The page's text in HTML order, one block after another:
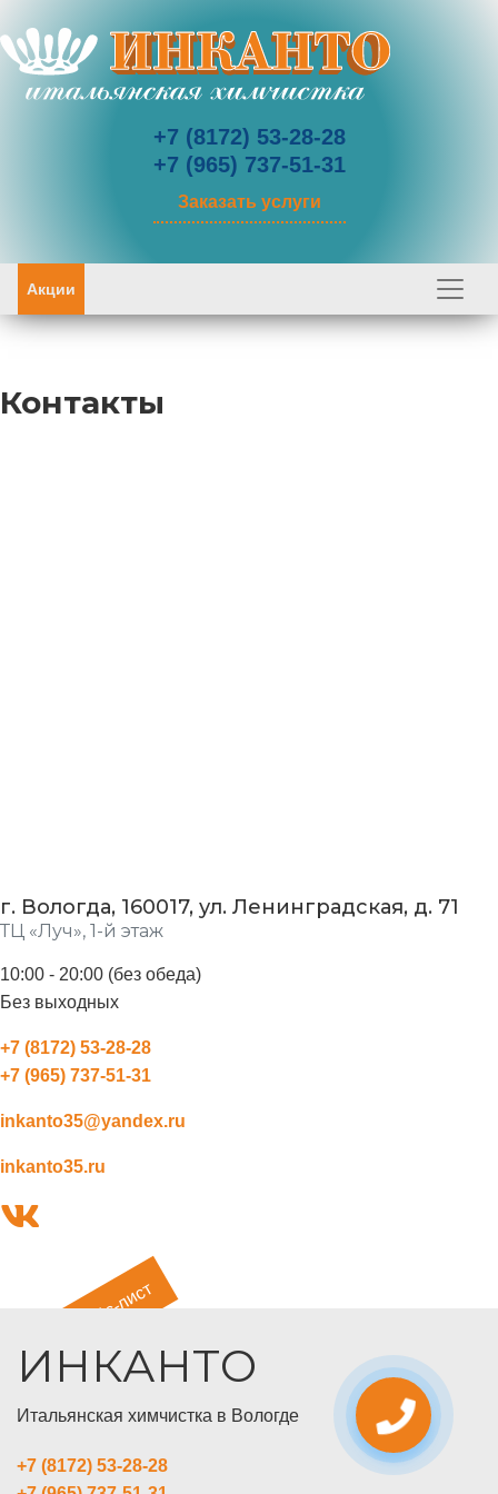
+7 (8172) 53-28-28
+7 (965) 737-51-31
Заказать услуги
Акции
Контакты
г. Вологда, 160017, ул. Ленинградская, д. 71
ТЦ «Луч», 1-й этаж
10:00 - 20:00 (без обеда)
Без выходных
+7 (8172) 53-28-28
+7 (965) 737-51-31
inkanto35@yandex.ru
inkanto35.ru
Прайс-лист
ИНКАНТО
Итальянская химчистка в Вологде
+7 (8172) 53-28-28